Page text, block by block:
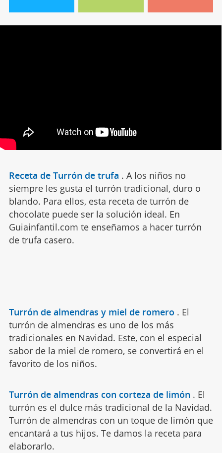
Receta de Turrón de trufa . A los niños no
siempre les gusta el turrón tradicional, duro o
blando. Para ellos, esta receta de turrón de
chocolate puede ser la solución ideal. En
Guiainfantil.com te enseñamos a hacer turrón
de trufa casero.
Turrón de almendras y miel de romero . El
turrón de almendras es uno de los más
tradicionales en Navidad. Este, con el especial
sabor de la miel de romero, se convertirá en el
favorito de los niños.
Turrón de almendras con corteza de limón . El
turrón es el dulce más tradicional de la Navidad.
Turrón de almendras con un toque de limón que
encantará a tus hijos. Te damos la receta para
elaborarlo.